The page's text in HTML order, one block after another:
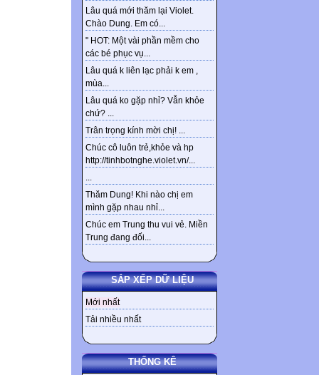
Lâu quá mới thăm lại Violet.
Chào Dung. Em có...
" HOT: Một vài phần mềm cho
các bé phục vụ...
Lâu quá k liên lạc phải k em ,
mùa...
Lâu quá ko gặp nhỉ? Vẫn khỏe
chứ? ...
Trân trọng kính mời chị! ...
Chúc cô luôn trẻ,khỏe và hp
http://tinhbotnghe.violet.vn/...
...
Thăm Dung! Khi nào chị em
mình gặp nhau nhỉ...
Chúc em Trung thu vui vẻ. Miền
Trung đang đối...
SẮP XẾP DỮ LIỆU
Mới nhất
Tải nhiều nhất
THỐNG KÊ